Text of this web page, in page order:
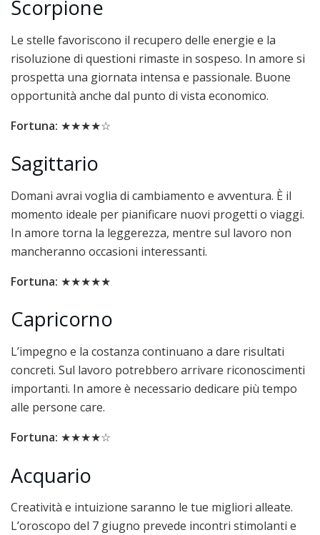
Scorpione
Le stelle favoriscono il recupero delle energie e la
risoluzione di questioni rimaste in sospeso. In amore si
prospetta una giornata intensa e passionale. Buone
opportunità anche dal punto di vista economico.
Fortuna: ★★★★☆
Sagittario
Domani avrai voglia di cambiamento e avventura. È il
momento ideale per pianificare nuovi progetti o viaggi.
In amore torna la leggerezza, mentre sul lavoro non
mancheranno occasioni interessanti.
Fortuna: ★★★★★
Capricorno
L’impegno e la costanza continuano a dare risultati
concreti. Sul lavoro potrebbero arrivare riconoscimenti
importanti. In amore è necessario dedicare più tempo
alle persone care.
Fortuna: ★★★★☆
Acquario
Creatività e intuizione saranno le tue migliori alleate.
L’oroscopo del 7 giugno prevede incontri stimolanti e